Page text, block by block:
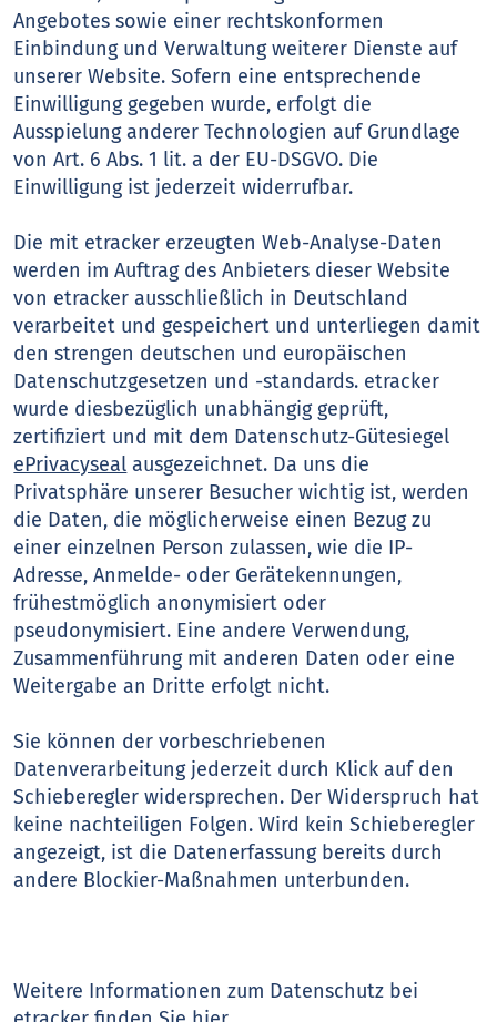
Angebotes sowie einer rechtskonformen
Einbindung und Verwaltung weiterer Dienste auf
unserer Website. Sofern eine entsprechende
Einwilligung gegeben wurde, erfolgt die
Ausspielung anderer Technologien auf Grundlage
von Art. 6 Abs. 1 lit. a der EU-DSGVO. Die
Einwilligung ist jederzeit widerrufbar.
Die mit etracker erzeugten Web-Analyse-Daten
werden im Auftrag des Anbieters dieser Website
von etracker ausschließlich in Deutschland
verarbeitet und gespeichert und unterliegen damit
den strengen deutschen und europäischen
Datenschutzgesetzen und -standards. etracker
wurde diesbezüglich unabhängig geprüft,
zertifiziert und mit dem Datenschutz-Gütesiegel
ePrivacyseal ausgezeichnet. Da uns die
Privatsphäre unserer Besucher wichtig ist, werden
die Daten, die möglicherweise einen Bezug zu
einer einzelnen Person zulassen, wie die IP-
Adresse, Anmelde- oder Gerätekennungen,
frühestmöglich anonymisiert oder
pseudonymisiert. Eine andere Verwendung,
Zusammenführung mit anderen Daten oder eine
Weitergabe an Dritte erfolgt nicht.
Sie können der vorbeschriebenen
Datenverarbeitung jederzeit durch Klick auf den
Schieberegler widersprechen. Der Widerspruch hat
keine nachteiligen Folgen. Wird kein Schieberegler
angezeigt, ist die Datenerfassung bereits durch
andere Blockier-Maßnahmen unterbunden.
Weitere Informationen zum Datenschutz bei